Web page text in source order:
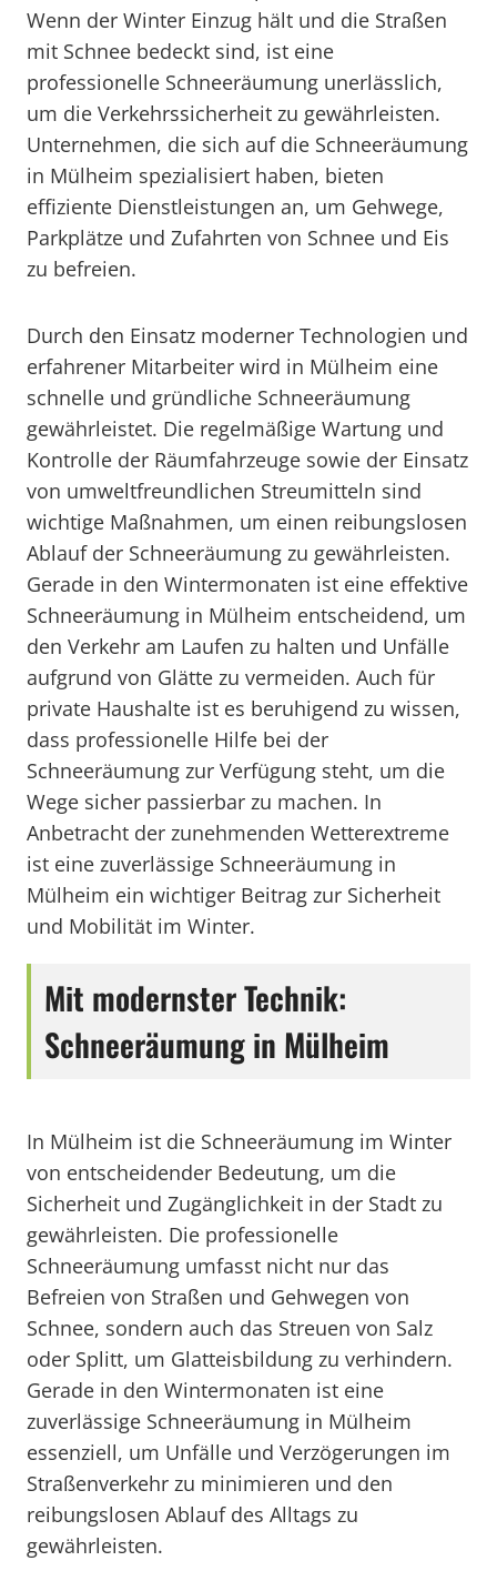
Wenn der Winter Einzug hält und die Straßen
mit Schnee bedeckt sind, ist eine
professionelle Schneeräumung unerlässlich,
um die Verkehrssicherheit zu gewährleisten.
Unternehmen, die sich auf die Schneeräumung
in Mülheim spezialisiert haben, bieten
effiziente Dienstleistungen an, um Gehwege,
Parkplätze und Zufahrten von Schnee und Eis
zu befreien.
Durch den Einsatz moderner Technologien und
erfahrener Mitarbeiter wird in Mülheim eine
schnelle und gründliche Schneeräumung
gewährleistet. Die regelmäßige Wartung und
Kontrolle der Räumfahrzeuge sowie der Einsatz
von umweltfreundlichen Streumitteln sind
wichtige Maßnahmen, um einen reibungslosen
Ablauf der Schneeräumung zu gewährleisten.
Gerade in den Wintermonaten ist eine effektive
Schneeräumung in Mülheim entscheidend, um
den Verkehr am Laufen zu halten und Unfälle
aufgrund von Glätte zu vermeiden. Auch für
private Haushalte ist es beruhigend zu wissen,
dass professionelle Hilfe bei der
Schneeräumung zur Verfügung steht, um die
Wege sicher passierbar zu machen. In
Anbetracht der zunehmenden Wetterextreme
ist eine zuverlässige Schneeräumung in
Mülheim ein wichtiger Beitrag zur Sicherheit
und Mobilität im Winter.
Mit modernster Technik:
Schneeräumung in Mülheim
In Mülheim ist die Schneeräumung im Winter
von entscheidender Bedeutung, um die
Sicherheit und Zugänglichkeit in der Stadt zu
gewährleisten. Die professionelle
Schneeräumung umfasst nicht nur das
Befreien von Straßen und Gehwegen von
Schnee, sondern auch das Streuen von Salz
oder Splitt, um Glatteisbildung zu verhindern.
Gerade in den Wintermonaten ist eine
zuverlässige Schneeräumung in Mülheim
essenziell, um Unfälle und Verzögerungen im
Straßenverkehr zu minimieren und den
reibungslosen Ablauf des Alltags zu
gewährleisten.